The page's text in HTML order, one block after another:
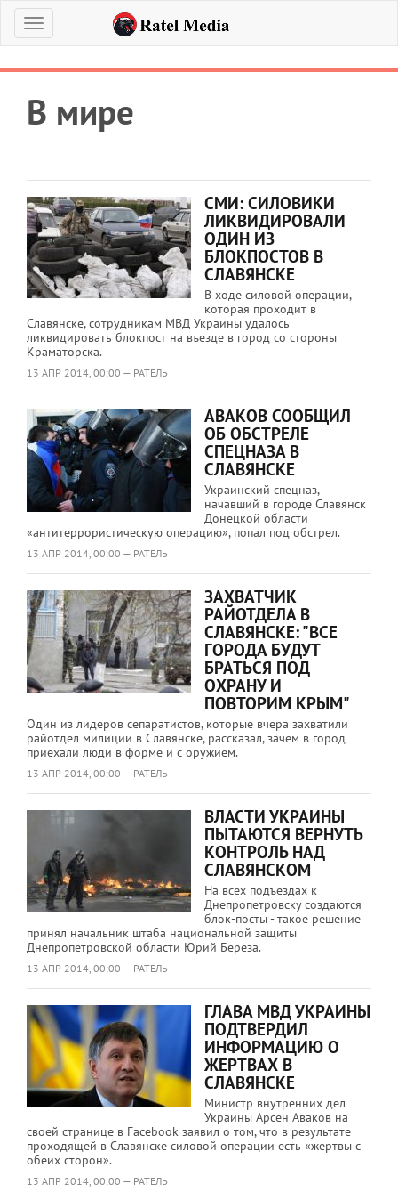
Меню
В мире
СМИ: СИЛОВИКИ
ЛИКВИДИРОВАЛИ
ОДИН ИЗ
БЛОКПОСТОВ В
СЛАВЯНСКЕ
В ходе силовой операции,
которая проходит в
Славянске, сотрудникам МВД Украины удалось
ликвидировать блокпост на въезде в город со стороны
Краматорска.
13 АПР 2014, 00:00 — РАТЕЛЬ
АВАКОВ СООБЩИЛ
ОБ ОБСТРЕЛЕ
СПЕЦНАЗА В
СЛАВЯНСКЕ
Украинский спецназ,
начавший в городе Славянск
Донецкой области
«антитеррористическую операцию», попал под обстрел.
13 АПР 2014, 00:00 — РАТЕЛЬ
ЗАХВАТЧИК
РАЙОТДЕЛА В
СЛАВЯНСКЕ: "ВСЕ
ГОРОДА БУДУТ
БРАТЬСЯ ПОД
ОХРАНУ И
ПОВТОРИМ КРЫМ"
Один из лидеров сепаратистов, которые вчера захватили
райотдел милиции в Славянске, рассказал, зачем в город
приехали люди в форме и с оружием.
13 АПР 2014, 00:00 — РАТЕЛЬ
ВЛАСТИ УКРАИНЫ
ПЫТАЮТСЯ ВЕРНУТЬ
КОНТРОЛЬ НАД
СЛАВЯНСКОМ
На всех подъездах к
Днепропетровску создаются
блок-посты - такое решение
принял начальник штаба национальной защиты
Днепропетровской области Юрий Береза.
13 АПР 2014, 00:00 — РАТЕЛЬ
ГЛАВА МВД УКРАИНЫ
ПОДТВЕРДИЛ
ИНФОРМАЦИЮ О
ЖЕРТВАХ В
СЛАВЯНСКЕ
Министр внутренних дел
Украины Арсен Аваков на
своей странице в Facebook заявил о том, что в результате
проходящей в Славянске силовой операции есть «жертвы с
обеих сторон».
13 АПР 2014, 00:00 — РАТЕЛЬ